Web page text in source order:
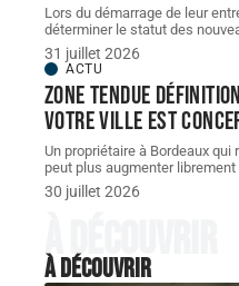
Lors du démarrage de leur
déterminer le statut des
31 juillet 2026
ACTU
Zone tendue
votre ville est
Un propriétaire à Bordeaux
peut plus augmenter librement
30 juillet 2026
À découvrir
À découvrir